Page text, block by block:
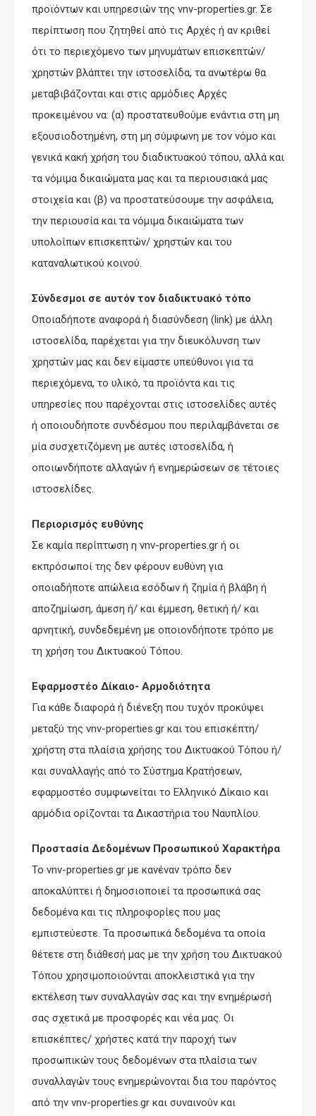
προϊόντων και υπηρεσιών της vnv-properties.gr. Σε
περίπτωση που ζητηθεί από τις Αρχές ή αν κριθεί
ότι το περιεχόμενο των μηνυμάτων επισκεπτών/
χρηστών βλάπτει την ιστοσελίδα, τα ανωτέρω θα
μεταβιβάζονται και στις αρμόδιες Αρχές
προκειμένου να: (α) προστατευθούμε ενάντια στη μη
εξουσιοδοτημένη, στη μη σύμφωνη με τον νόμο και
γενικά κακή χρήση του διαδικτυακού τόπου, αλλά και
τα νόμιμα δικαιώματα μας και τα περιουσιακά μας
στοιχεία και (β) να προστατεύσουμε την ασφάλεια,
την περιουσία και τα νόμιμα δικαιώματα των
υπολοίπων επισκεπτών/ χρηστών και του
καταναλωτικού κοινού.
Σύνδεσμοι σε αυτόν τον διαδικτυακό τόπο
Οποιαδήποτε αναφορά ή διασύνδεση (link) με άλλη
ιστοσελίδα, παρέχεται για την διευκόλυνση των
χρηστών μας και δεν είμαστε υπεύθυνοι για τα
περιεχόμενα, το υλικό, τα προϊόντα και τις
υπηρεσίες που παρέχονται στις ιστοσελίδες αυτές
ή οποιουδήποτε συνδέσμου που περιλαμβάνεται σε
μία συσχετιζόμενη με αυτές ιστοσελίδα, ή
οποιωνδήποτε αλλαγών ή ενημερώσεων σε τέτοιες
ιστοσελίδες.
Περιορισμός ευθύνης
Σε καμία περίπτωση η vnv-properties.gr ή οι
εκπρόσωποί της δεν φέρουν ευθύνη για
οποιαδήποτε απώλεια εσόδων ή ζημία ή βλάβη ή
αποζημίωση, άμεση ή/ και έμμεση, θετική ή/ και
αρνητική, συνδεδεμένη με οποιονδήποτε τρόπο με
τη χρήση του Δικτυακού Τόπου.
Εφαρμοστέο Δίκαιο- Αρμοδιότητα
Για κάθε διαφορά ή διένεξη που τυχόν προκύψει
μεταξύ της vnv-properties.gr και του επισκέπτη/
χρήστη στα πλαίσια χρήσης του Δικτυακού Τόπου ή/
και συναλλαγής από το Σύστημα Κρατήσεων,
εφαρμοστέο συμφωνείται το Ελληνικό Δίκαιο και
αρμόδια ορίζονται τα Δικαστήρια του Ναυπλίου.
Προστασία Δεδομένων Προσωπικού Χαρακτήρα
Το vnv-properties.gr με κανέναν τρόπο δεν
αποκαλύπτει ή δημοσιοποιεί τα προσωπικά σας
δεδομένα και τις πληροφορίες που μας
εμπιστεύεστε. Τα προσωπικά δεδομένα τα οποία
θέτετε στη διάθεσή μας με την χρήση του Δικτυακού
Τόπου χρησιμοποιούνται αποκλειστικά για την
εκτέλεση των συναλλαγών σας και την ενημέρωσή
σας σχετικά με προσφορές και νέα μας. Οι
επισκέπτες/ χρήστες κατά την παροχή των
προσωπικών τους δεδομένων στα πλαίσια των
συναλλαγών τους ενημερώνονται δια του παρόντος
από την vnv-properties.gr και συναινούν και